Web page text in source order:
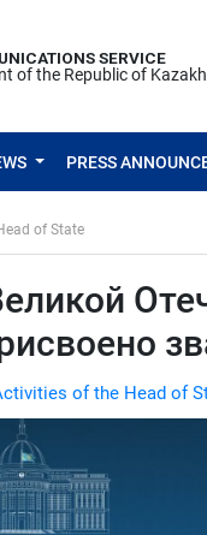
SERVICE
of the Republic of
PRESS
of State
of the Head of